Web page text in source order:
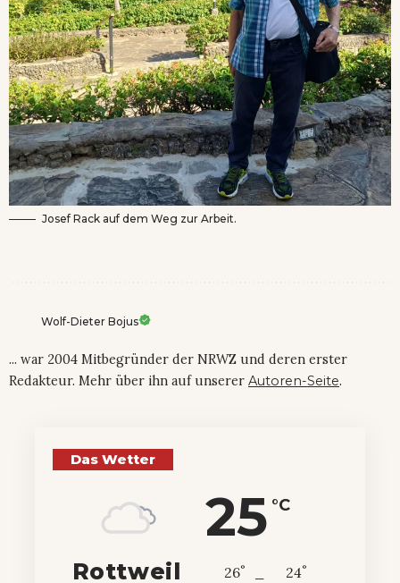
Josef Rack auf dem Weg zur Arbeit.
Wolf-Dieter Bojus
... war 2004 Mitbegründer der NRWZ und deren erster
Redakteur. Mehr über ihn auf unserer Autoren-Seite.
Das Wetter
25 °C
Rottweil 26° 24°